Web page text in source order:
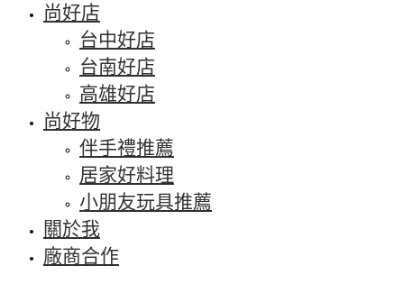
尚好店
台中好店
台南好店
高雄好店
尚好物
伴手禮推薦
居家好料理
小朋友玩具推薦
關於我
廠商合作